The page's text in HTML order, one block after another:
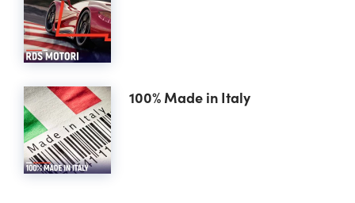
100% Made in Italy